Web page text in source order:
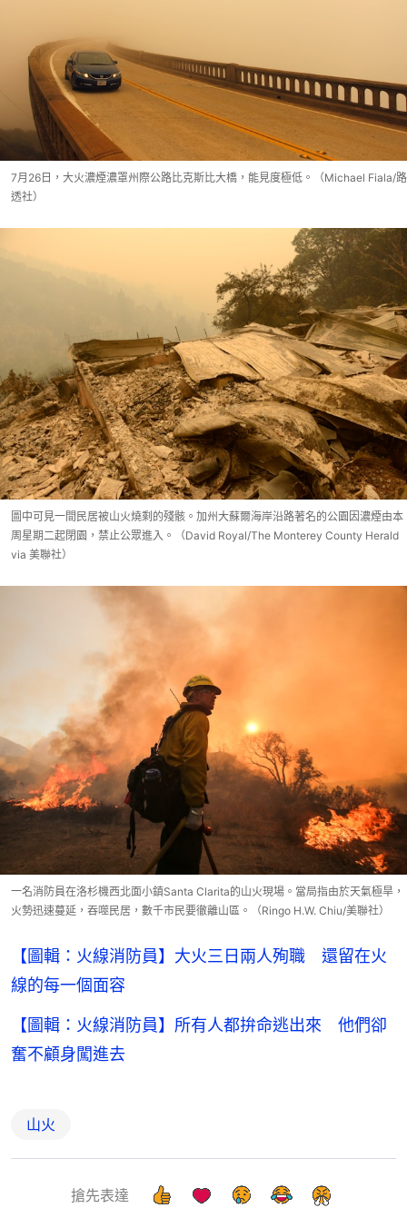
7月26日，大火濃煙濃罩州際公路比克斯比大橋，能見度極低。（Michael Fiala/路
透社）
圖中可見一間民居被山火燒剩的殘骸。加州大蘇爾海岸沿路著名的公園因濃煙由本
周星期二起閉園，禁止公眾進入。（David Royal/The Monterey County Herald
via 美聯社）
一名消防員在洛杉機西北面小鎮Santa Clarita的山火現場。當局指由於天氣極旱，
火勢迅速蔓延，吞噬民居，數千市民要徹離山區。（Ringo H.W. Chiu/美聯社）
【圖輯：火線消防員】大火三日兩人殉職 還留在火
線的每一個面容
【圖輯：火線消防員】所有人都拚命逃出來 他們卻
奮不顧身闖進去
山火
搶先表達